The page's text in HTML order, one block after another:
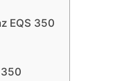
EQS 350